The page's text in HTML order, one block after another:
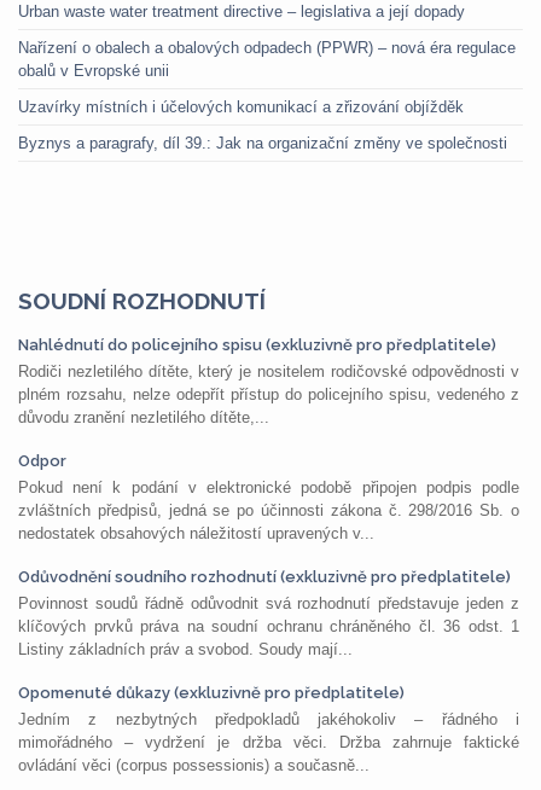
Urban waste water treatment directive – legislativa a její dopady
Nařízení o obalech a obalových odpadech (PPWR) – nová éra regulace
obalů v Evropské unii
Uzavírky místních i účelových komunikací a zřizování objížděk
Byznys a paragrafy, díl 39.: Jak na organizační změny ve společnosti
SOUDNÍ ROZHODNUTÍ
Nahlédnutí do policejního spisu (exkluzivně pro předplatitele)
Rodiči nezletilého dítěte, který je nositelem rodičovské odpovědnosti v
plném rozsahu, nelze odepřít přístup do policejního spisu, vedeného z
důvodu zranění nezletilého dítěte,...
Odpor
Pokud není k podání v elektronické podobě připojen podpis podle
zvláštních předpisů, jedná se po účinnosti zákona č. 298/2016 Sb. o
nedostatek obsahových náležitostí upravených v...
Odůvodnění soudního rozhodnutí (exkluzivně pro předplatitele)
Povinnost soudů řádně odůvodnit svá rozhodnutí představuje jeden z
klíčových prvků práva na soudní ochranu chráněného čl. 36 odst. 1
Listiny základních práv a svobod. Soudy mají...
Opomenuté důkazy (exkluzivně pro předplatitele)
Jedním z nezbytných předpokladů jakéhokoliv – řádného i
mimořádného – vydržení je držba věci. Držba zahrnuje faktické
ovládání věci (corpus possessionis) a současně...